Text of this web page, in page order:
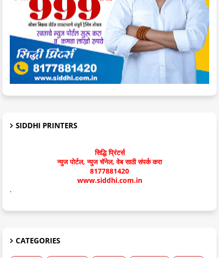
SIDDHI PRINTERS
सिद्धि प्रिंटर्स
न्युज पोर्टल, न्युज चॅनेल, वेब साठी संपर्क करा
8177881420
www.siddhi.com.in
.
CATEGORIES